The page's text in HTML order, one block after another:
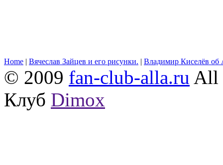
Home | Вячеслав Зайцев и его рисунки. | Владимир Киселёв об
© 2009 fan-club-alla.ru All
Клуб Dimox